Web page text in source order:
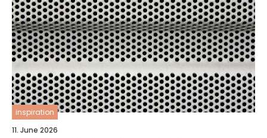
inspiration
11. June 2026